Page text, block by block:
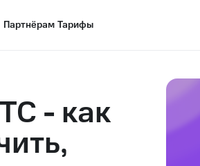
Партнёрам Тарифы
Партнёрам Тарифы
- как